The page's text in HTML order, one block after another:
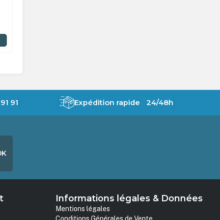
91 Expédition rapide 24/48h
Informations légales & Données
Mentions légales